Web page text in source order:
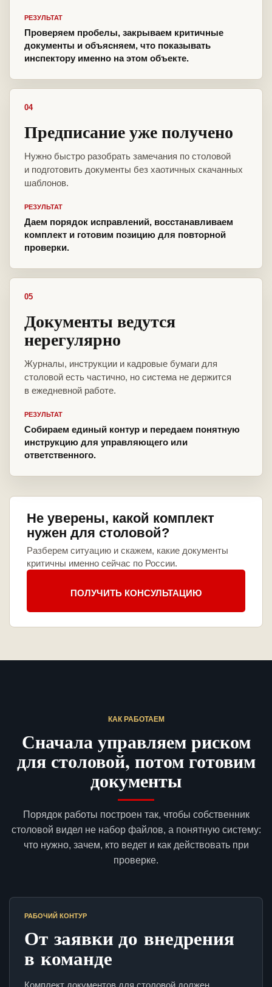
РЕЗУЛЬТАТ
Проверяем пробелы, закрываем критичные
документы и объясняем, что показывать
инспектору именно на этом объекте.
04
Предписание уже получено
Нужно быстро разобрать замечания по столовой
и подготовить документы без хаотичных скачанных
шаблонов.
РЕЗУЛЬТАТ
Даем порядок исправлений, восстанавливаем
комплект и готовим позицию для повторной
проверки.
05
Документы ведутся
нерегулярно
Журналы, инструкции и кадровые бумаги для
столовой есть частично, но система не держится
в ежедневной работе.
РЕЗУЛЬТАТ
Собираем единый контур и передаем понятную
инструкцию для управляющего или
ответственного.
Не уверены, какой комплект
нужен для столовой?
Разберем ситуацию и скажем, какие документы
критичны именно сейчас по России.
ПОЛУЧИТЬ КОНСУЛЬТАЦИЮ
КАК РАБОТАЕМ
Сначала управляем риском
для столовой, потом готовим
документы
Порядок работы построен так, чтобы собственник
столовой видел не набор файлов, а понятную систему:
что нужно, зачем, кто ведет и как действовать при
проверке.
РАБОЧИЙ КОНТУР
От заявки до внедрения
в команде
Комплект документов для столовой должен